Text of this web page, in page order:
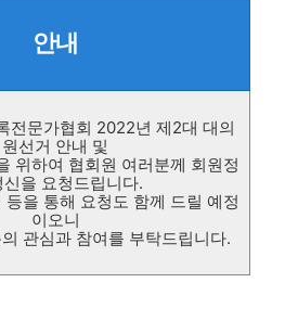
안내
전문가협회 2022년 제2대 대의
원선거 안내 및
위하여 협회원 여러분께 회원정
신을 요청드립니다.
등을 통해 요청도 함께 드릴 예정
이오니
관심과 참여를 부탁드립니다.